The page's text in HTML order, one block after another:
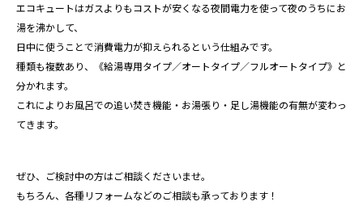
エコキュートはガスよりもコストが安くなる夜間電力を使って夜のうちにお
湯を沸かして、
日中に使うことで消費電力が抑えられるという仕組みです。
種類も複数あり、《給湯専用タイプ／オートタイプ／フルオートタイプ》と
分かれます。
これによりお風呂での追い焚き機能・お湯張り・足し湯機能の有無が変わっ
てきます。
ぜひ、ご検討中の方はご相談くださいませ。
もちろん、各種リフォームなどのご相談も承っております！